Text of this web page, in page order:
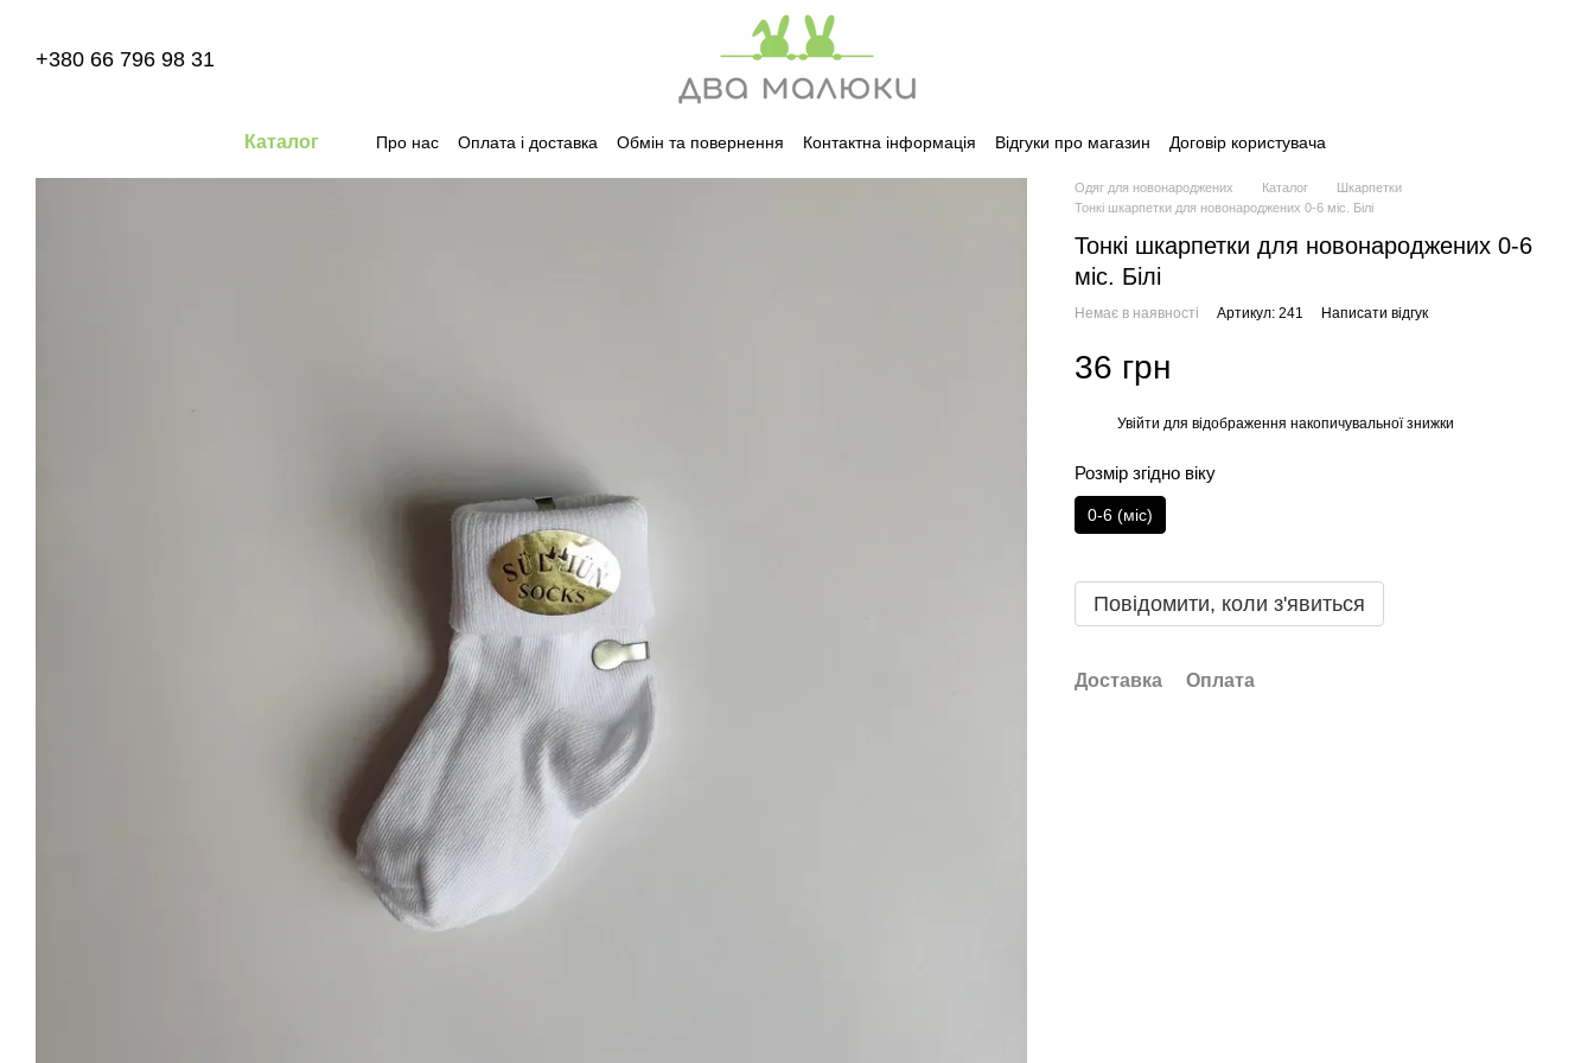
+380 66 796 98 31
Каталог Про нас Оплата і доставка Обмін та повернення Контактна інформація Відгуки про магазин Договір користувача
Одяг для новонароджених Каталог
Шкарпетки
Тонкі шкарпетки для новонароджених 0-6 міс. Білі
Тонкі шкарпетки для новонароджених 0-6
міс. Білі
Немає в наявності Артикул: 241 Написати відгук
36 грн
Увійти для відображення накопичувальної знижки
Розмір згідно віку
0-6 (міс)
Повідомити, коли з'явиться
Доставка Оплата